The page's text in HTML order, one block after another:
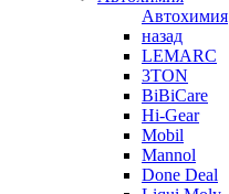
Автохимия
назад
LEMARC
3TON
BiBiCare
Hi-Gear
Mobil
Mannol
Done Deal